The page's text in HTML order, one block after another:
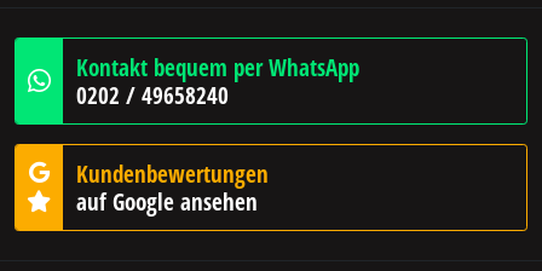
Kontakt bequem per WhatsApp
0202 / 49658240
Kundenbewertungen
auf Google ansehen